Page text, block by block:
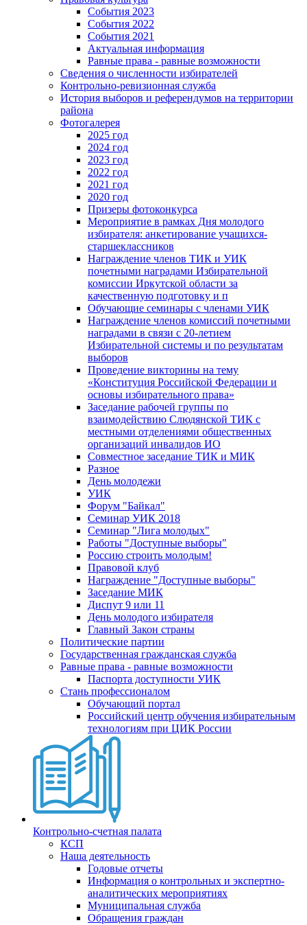
События 2023
События 2022
События 2021
Актуальная информация
Равные права - равные возможности
Сведения о численности избирателей
Контрольно-ревизионная служба
История выборов и референдумов на территории
района
Фотогалерея
2025 год
2024 год
2023 год
2022 год
2021 год
2020 год
Призеры фотоконкурса
Мероприятие в рамках Дня молодого
избирателя: анкетирование учащихся-
старшеклассников
Награждение членов ТИК и УИК
почетными наградами Избирательной
комиссии Иркутской области за
качественную подготовку и п
Обучающие семинары с членами УИК
Награждение членов комиссий почетными
наградами в связи с 20-летием
Избирательной системы и по результатам
выборов
Проведение викторины на тему
«Конституция Российской Федерации и
основы избирательного права»
Заседание рабочей группы по
взаимодействию Слюдянской ТИК с
местными отделениями общественных
организаций инвалидов ИО
Совместное заседание ТИК и МИК
Разное
День молодежи
УИК
Форум "Байкал"
Семинар УИК 2018
Семинар "Лига молодых"
Работы "Доступные выборы"
Россию строить молодым!
Правовой клуб
Награждение "Доступные выборы"
Заседание МИК
Диспут 9 или 11
День молодого избирателя
Главный Закон страны
Политические партии
Государственная гражданская служба
Равные права - равные возможности
Паспорта доступности УИК
Стань профессионалом
Обучающий портал
Российский центр обучения избирательным
технологиям при ЦИК России
Контрольно-счетная палата
КСП
Наша деятельность
Годовые отчеты
Информация о контрольных и экспертно-
аналитических мероприятиях
Муниципальная служба
Обращения граждан